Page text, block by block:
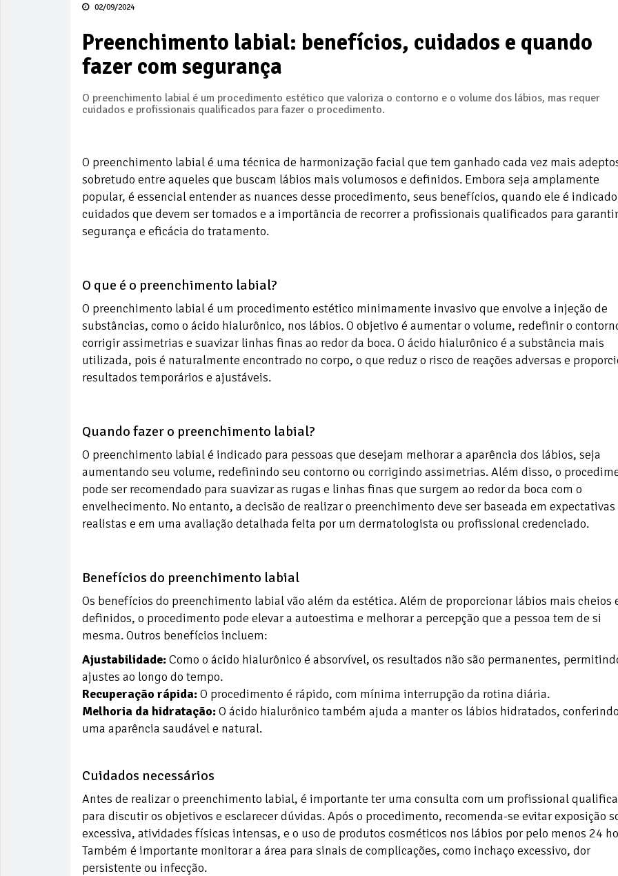
02/09/2024
Preenchimento labial: benefícios, cuidados e quando
fazer com segurança
O preenchimento labial é um procedimento estético que valoriza o contorno e o volume dos lábios, mas requer
cuidados e profissionais qualificados para fazer o procedimento.
O preenchimento labial é uma técnica de harmonização facial que tem ganhado cada vez mais
sobretudo entre aqueles que buscam lábios mais volumosos e definidos. Embora seja amplamente
popular, é essencial entender as nuances desse procedimento, seus benefícios, quando ele é
cuidados que devem ser tomados e a importância de recorrer a profissionais qualificados para
segurança e eficácia do tratamento.
O que é o preenchimento labial?
O preenchimento labial é um procedimento estético minimamente invasivo que envolve a injeção de
substâncias, como o ácido hialurônico, nos lábios. O objetivo é aumentar o volume, redefinir o
corrigir assimetrias e suavizar linhas finas ao redor da boca. O ácido hialurônico é a substância mais
utilizada, pois é naturalmente encontrado no corpo, o que reduz o risco de reações adversas e
resultados temporários e ajustáveis.
Quando fazer o preenchimento labial?
O preenchimento labial é indicado para pessoas que desejam melhorar a aparência dos lábios, seja
aumentando seu volume, redefinindo seu contorno ou corrigindo assimetrias. Além disso, o
pode ser recomendado para suavizar as rugas e linhas finas que surgem ao redor da boca com o
envelhecimento. No entanto, a decisão de realizar o preenchimento deve ser baseada em expectativas
realistas e em uma avaliação detalhada feita por um dermatologista ou profissional credenciado.
Benefícios do preenchimento labial
Os benefícios do preenchimento labial vão além da estética. Além de proporcionar lábios mais cheios
definidos, o procedimento pode elevar a autoestima e melhorar a percepção que a pessoa tem de si
mesma. Outros benefícios incluem:
Ajustabilidade:Como o ácido hialurônico é absorvível, os resultados não são permanentes,
ajustes ao longo do tempo.
Recuperação rápida:O procedimento é rápido, com mínima interrupção da rotina diária.
Melhoria da hidratação:O ácido hialurônico também ajuda a manter os lábios hidratados, conferindo
uma aparência saudável e natural.
Cuidados necessários
Antes de realizar o preenchimento labial, é importante ter uma consulta com um profissional
para discutir os objetivos e esclarecer dúvidas. Após o procedimento, recomenda-se evitar exposição
excessiva, atividades físicas intensas, e o uso de produtos cosméticos nos lábios por pelo menos 24
Também é importante monitorar a área para sinais de complicações, como inchaço excessivo, dor
persistente ou infecção.